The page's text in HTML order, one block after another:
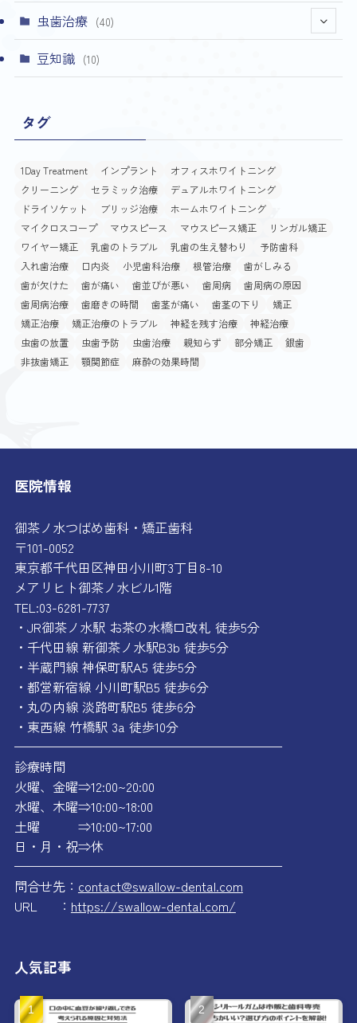
虫歯治療 (40)
豆知識 (10)
タグ
1Day Treatment インプラント
オフィスホワイトニング
クリーニング
セラミック治療
デュアルホワイトニング
ドライソケット
ブリッジ治療
ホームホワイトニング
マイクロスコープ
マウスピース マウスピース矯正
リンガル矯正
ワイヤー矯正
乳歯のトラブル 乳歯の生え替わり
予防歯科
入れ歯治療
口内炎 小児歯科治療 根管治療
歯がしみる
歯が欠けた
歯が痛い 歯並びが悪い 歯周病
歯周病の原因
歯周病治療
歯磨きの時間 歯茎が痛い 歯茎の下り
矯正
矯正治療
矯正治療のトラブル 神経を残す治療
神経治療
虫歯の放置
虫歯予防 虫歯治療 親知らず 部分矯正
銀歯
非抜歯矯正
顎関節症 麻酔の効果時間
医院情報
御茶ノ水つばめ歯科・矯正歯科
〒101-0052
東京都千代田区神田小川町3丁目8-10
メアリヒト御茶ノ水ビル1階
TEL:03-6281-7737
・JR御茶ノ水駅 お茶の水橋口改札 徒歩5分
・千代田線 新御茶ノ水駅B3b 徒歩5分
・半蔵門線 神保町駅A5 徒歩5分
・都営新宿線 小川町駅B5 徒歩6分
・丸の内線 淡路町駅B5 徒歩6分
・東西線 竹橋駅 3a 徒歩10分
—————————————————————
診療時間
火曜、金曜⇒12:00~20:00
水曜、木曜⇒10:00~18:00
土曜 ⇒10:00~17:00
日・月・祝⇒休
—————————————————————
問合せ先： contact@swallow-dental.com
URL ： https://swallow-dental.com/
人気記事